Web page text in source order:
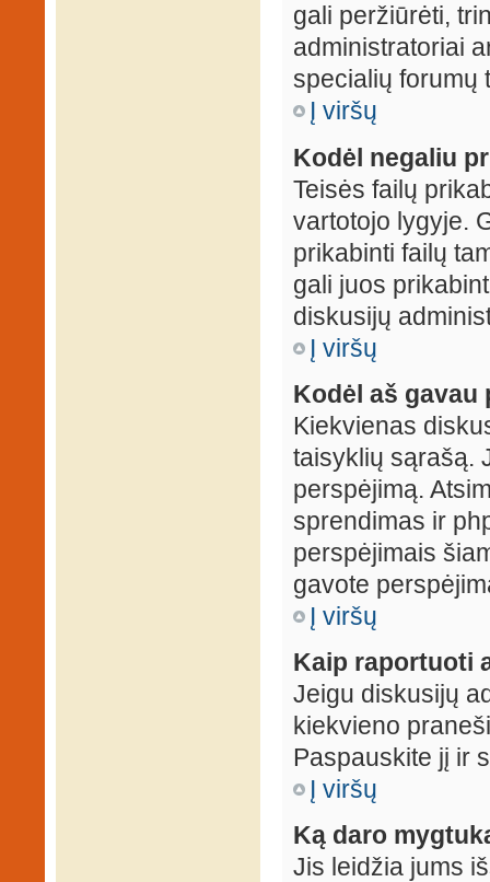
gali peržiūrėti,
administratoriai
specialių forumų
Į viršų
Kodėl negaliu
Teisės failų
vartotojo lygyje.
prikabinti failų
gali juos
diskusijų
Į viršų
Kodėl aš gavau
Kiekvienas
taisyklių sąrašą.
perspėjimą.
sprendimas ir
perspėjimais
gavote
Į viršų
Kaip raportuoti
Jeigu diskusijų
kiekvieno
Paspauskite jį ir
Į viršų
Ką daro
Jis leidžia jums